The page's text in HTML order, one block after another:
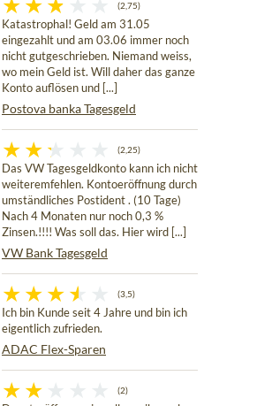
(2,75)
Katastrophal! Geld am 31.05
eingezahlt und am 03.06 immer noch
nicht gutgeschrieben. Niemand weiss,
wo mein Geld ist. Will daher das ganze
Konto auflösen und [...]
Postova banka Tagesgeld
(2,25)
Das VW Tagesgeldkonto kann ich nicht
weiteremfehlen. Kontoeröffnung durch
umständliches Postident . (10 Tage)
Nach 4 Monaten nur noch 0,3 %
Zinsen.!!!! Was soll das. Hier wird [...]
VW Bank Tagesgeld
(3,5)
Ich bin Kunde seit 4 Jahre und bin ich
eigentlich zufrieden.
ADAC Flex-Sparen
(2)